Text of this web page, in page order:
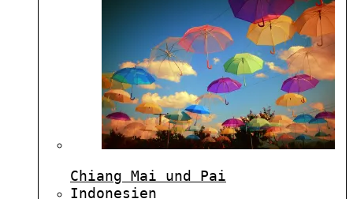
Chiang Mai und Pai
Indonesien